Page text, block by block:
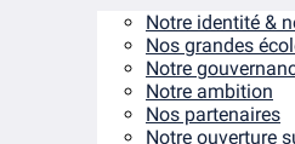
Notre identité &
Nos grandes
Notre
Notre ambition
Nos partenaires
Notre ouverture